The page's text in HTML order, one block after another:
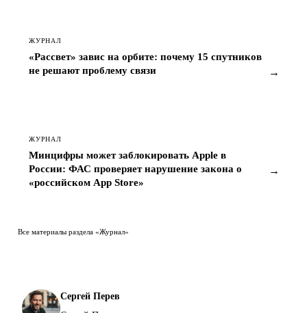
«Рассвет» завис на орбите: почему 15 спутников
не решают проблему связи
Минцифры может заблокировать Apple в
России: ФАС проверяет нарушение закона о
«российском App Store»
Сергей Перев — маркетолог, эксперт по развитию